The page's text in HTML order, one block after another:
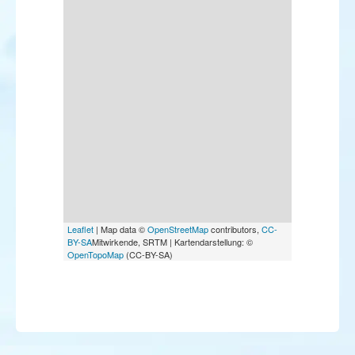
Leaflet | Map data ©OpenStreetMapcontributors, CC-
BY-SAMitwirkende, SRTM | Kartendarstellung: ©
OpenTopoMap (CC-BY-SA)